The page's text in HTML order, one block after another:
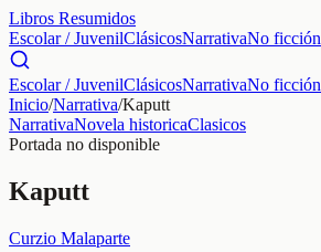
Libros Resumidos
Escolar / JuvenilClásicosNarrativaNo ficción
Escolar / JuvenilClásicosNarrativaNo ficción
Inicio/Narrativa/Kaputt
NarrativaNovela historicaClasicos
Portada no disponible
Kaputt
Curzio Malaparte